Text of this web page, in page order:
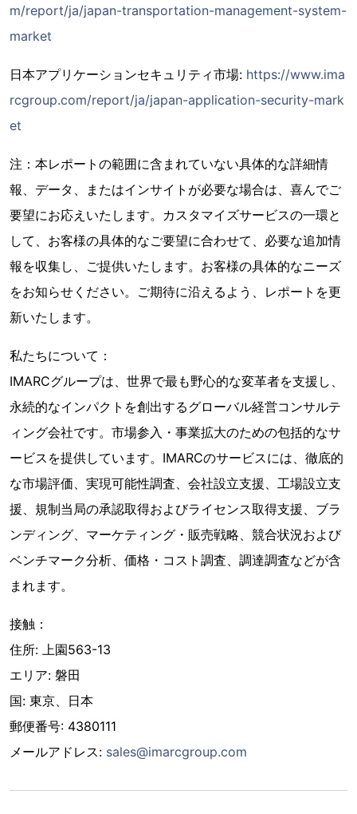
m/report/ja/japan-transportation-management-system-
market
日本アプリケーションセキュリティ市場: https://www.ima
rcgroup.com/report/ja/japan-application-security-mark
et
注：本レポートの範囲に含まれていない具体的な詳細情
報、データ、またはインサイトが必要な場合は、喜んでご
要望にお応えいたします。カスタマイズサービスの一環と
して、お客様の具体的なご要望に合わせて、必要な追加情
報を収集し、ご提供いたします。お客様の具体的なニーズ
をお知らせください。ご期待に沿えるよう、レポートを更
新いたします。
私たちについて：
IMARCグループは、世界で最も野心的な変革者を支援し、
永続的なインパクトを創出するグローバル経営コンサルテ
ィング会社です。市場参入・事業拡大のための包括的なサ
ービスを提供しています。IMARCのサービスには、徹底的
な市場評価、実現可能性調査、会社設立支援、工場設立支
援、規制当局の承認取得およびライセンス取得支援、ブラ
ンディング、マーケティング・販売戦略、競合状況および
ベンチマーク分析、価格・コスト調査、調達調査などが含
まれます。
接触：
住所: 上園563-13
エリア: 磐田
国: 東京、日本
郵便番号: 4380111
メールアドレス: sales@imarcgroup.com